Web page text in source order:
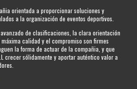
orientada a proporcionar soluciones y
a la organización de eventos deportivos.
de clasificaciones, la clara orientación
calidad y el compromiso son firmes
la forma de actuar de la compañia, y que
crecer sólidamente y aportar auténtico valor a